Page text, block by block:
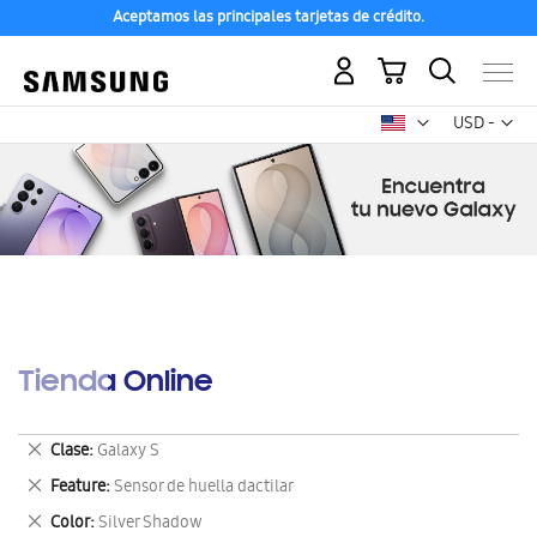
Aceptamos las principales tarjetas de crédito.
USD -
dólar
Mi carrito
Tienda Online
Clase Galaxy S
Eliminar
este
artículo
Feature Sensor de huella dactilar
Eliminar
este
Color Silver Shadow
Eliminar